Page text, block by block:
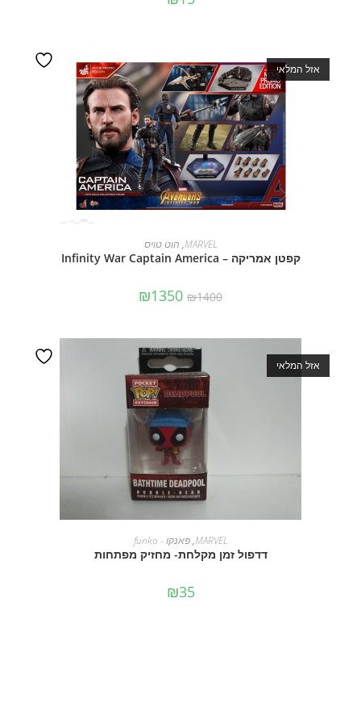
אזל המלאי
מידע נוסף
MARVEL
, הוט טויס
קפטן אמריקה – Infinity War Captain America
₪1400
₪1350
אזל המלאי
מידע נוסףMARVEL
,פאנקו - funko
דדפול זמן מקלחת- מחזיק מפתחות
₪35